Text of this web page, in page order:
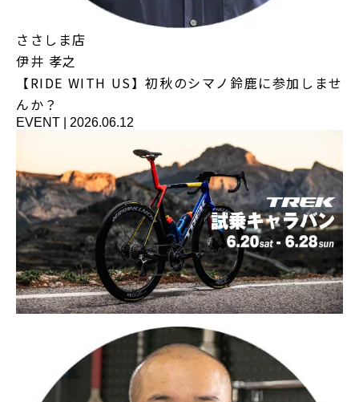
ささしま店
伊井 孝之
【RIDE WITH US】初秋のシマノ鈴鹿に参加しませ
んか？
EVENT 2026.06.12